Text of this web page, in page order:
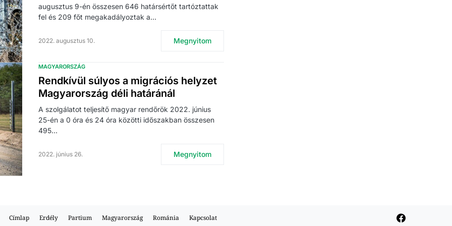
augusztus 9-én összesen 646 határsértőt tartóztattak
fel és 209 főt megakadályoztak a…
2022. augusztus 10. Megnyitom
MAGYARORSZÁG
Rendkívül súlyos a migrációs helyzet
Magyarország déli határánál
A szolgálatot teljesítő magyar rendőrök 2022. június
25-én a 0 óra és 24 óra közötti időszakban összesen
495…
2022. június 26. Megnyitom
Címlap Erdély Partium Magyarország Románia Kapcsolat